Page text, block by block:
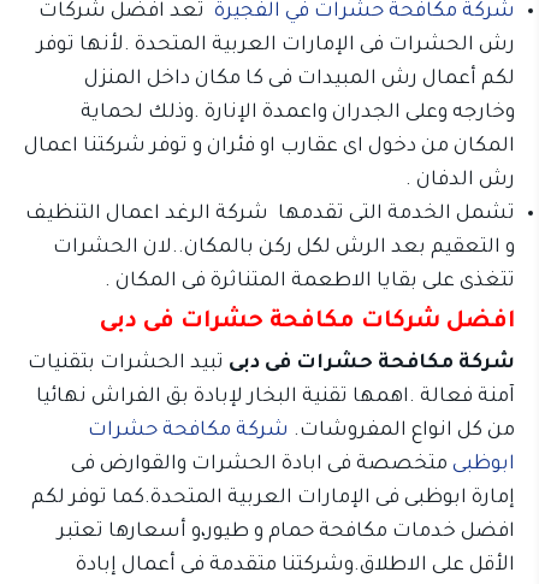
شركة مكافحة حشرات في الفجيرة تعد افضل شركات
رش الحشرات فى الإمارات العربية المتحدة .لأنها توفر
لكم أعمال رش المبيدات فى كا مكان داخل المنزل
وخارجه وعلى الجدران واعمدة الإنارة .وذلك لحماية
المكان من دخول اى عقارب او فئران و توفر شركتنا اعمال
رش الدفان .
تشمل الخدمة التى تقدمها شركة الرغد اعمال التنظيف
و التعقيم بعد الرش لكل ركن بالمكان..لان الحشرات
تتغذى على بقايا الاطعمة المتناثرة فى المكان .
افضل شركات مكافحة حشرات فى دبى
شركة مكافحة حشرات فى دبى تبيد الحشرات بتقنيات
آمنة فعالة .اهمها تقنية البخار لإبادة بق الفراش نهائيا
من كل انواع المفروشات. شركة مكافحة حشرات
ابوظبى متخصصة فى ابادة الحشرات والقوارض فى
إمارة ابوظبى فى الإمارات العربية المتحدة.كما توفر لكم
افضل خدمات مكافحة حمام و طيور،و أسعارها تعتبر
الأقل على الاطلاق.وشركتنا متقدمة فى أعمال إبادة